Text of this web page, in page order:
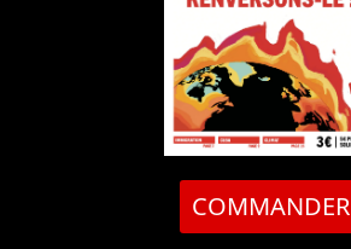
COMMANDER